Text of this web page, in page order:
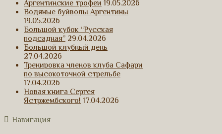
Аргентинские трофеи 19.05.2026
Водяные буйволы Аргентины
19.05.2026
Большой кубок “Русская
подсадная” 29.04.2026
Большой клубный день
27.04.2026
Тренировка членов клуба Сафари
по высокоточной стрельбе
17.04.2026
Новая книга Сергея
Ястржембского! 17.04.2026
Навигация